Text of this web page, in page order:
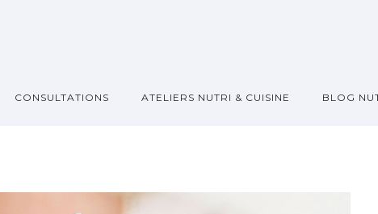
CONSULTATIONS ATELIERS NUTRI & CUISINE BLOG